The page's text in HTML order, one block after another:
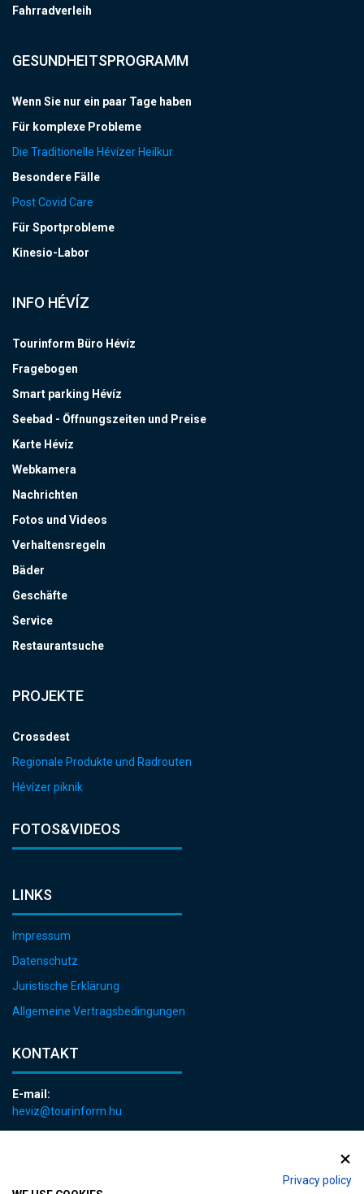
Privacy policy
Fahrradverleih
GESUNDHEITSPROGRAMM
Wenn Sie nur ein paar Tage haben
Für komplexe Probleme
Die Traditionelle Hévízer Heilkur
Besondere Fälle
Post Covid Care
Für Sportprobleme
Kinesio-Labor
INFO HÉVÍZ
Tourinform Büro Hévíz
Fragebogen
Smart parking Hévíz
Seebad - Öffnungszeiten und Preise
Karte Hévíz
Webkamera
Nachrichten
Fotos und Videos
Verhaltensregeln
Bäder
Geschäfte
Service
Restaurantsuche
PROJEKTE
Crossdest
Regionale Produkte und Radrouten
Hévízer piknik
FOTOS&VIDEOS
LINKS
Impressum
Datenschutz
Juristische Erklärung
Allgemeine Vertragsbedingungen
KONTAKT
E-mail:
heviz@tourinform.hu